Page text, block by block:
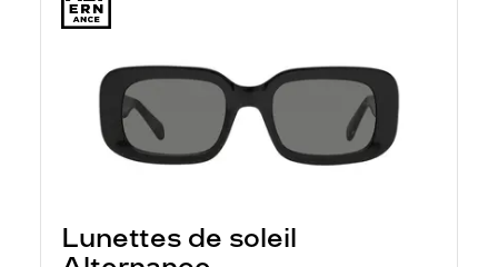
Lunettes de soleil